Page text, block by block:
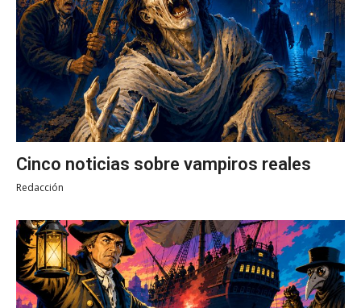
Cinco noticias sobre vampiros reales
Redacción